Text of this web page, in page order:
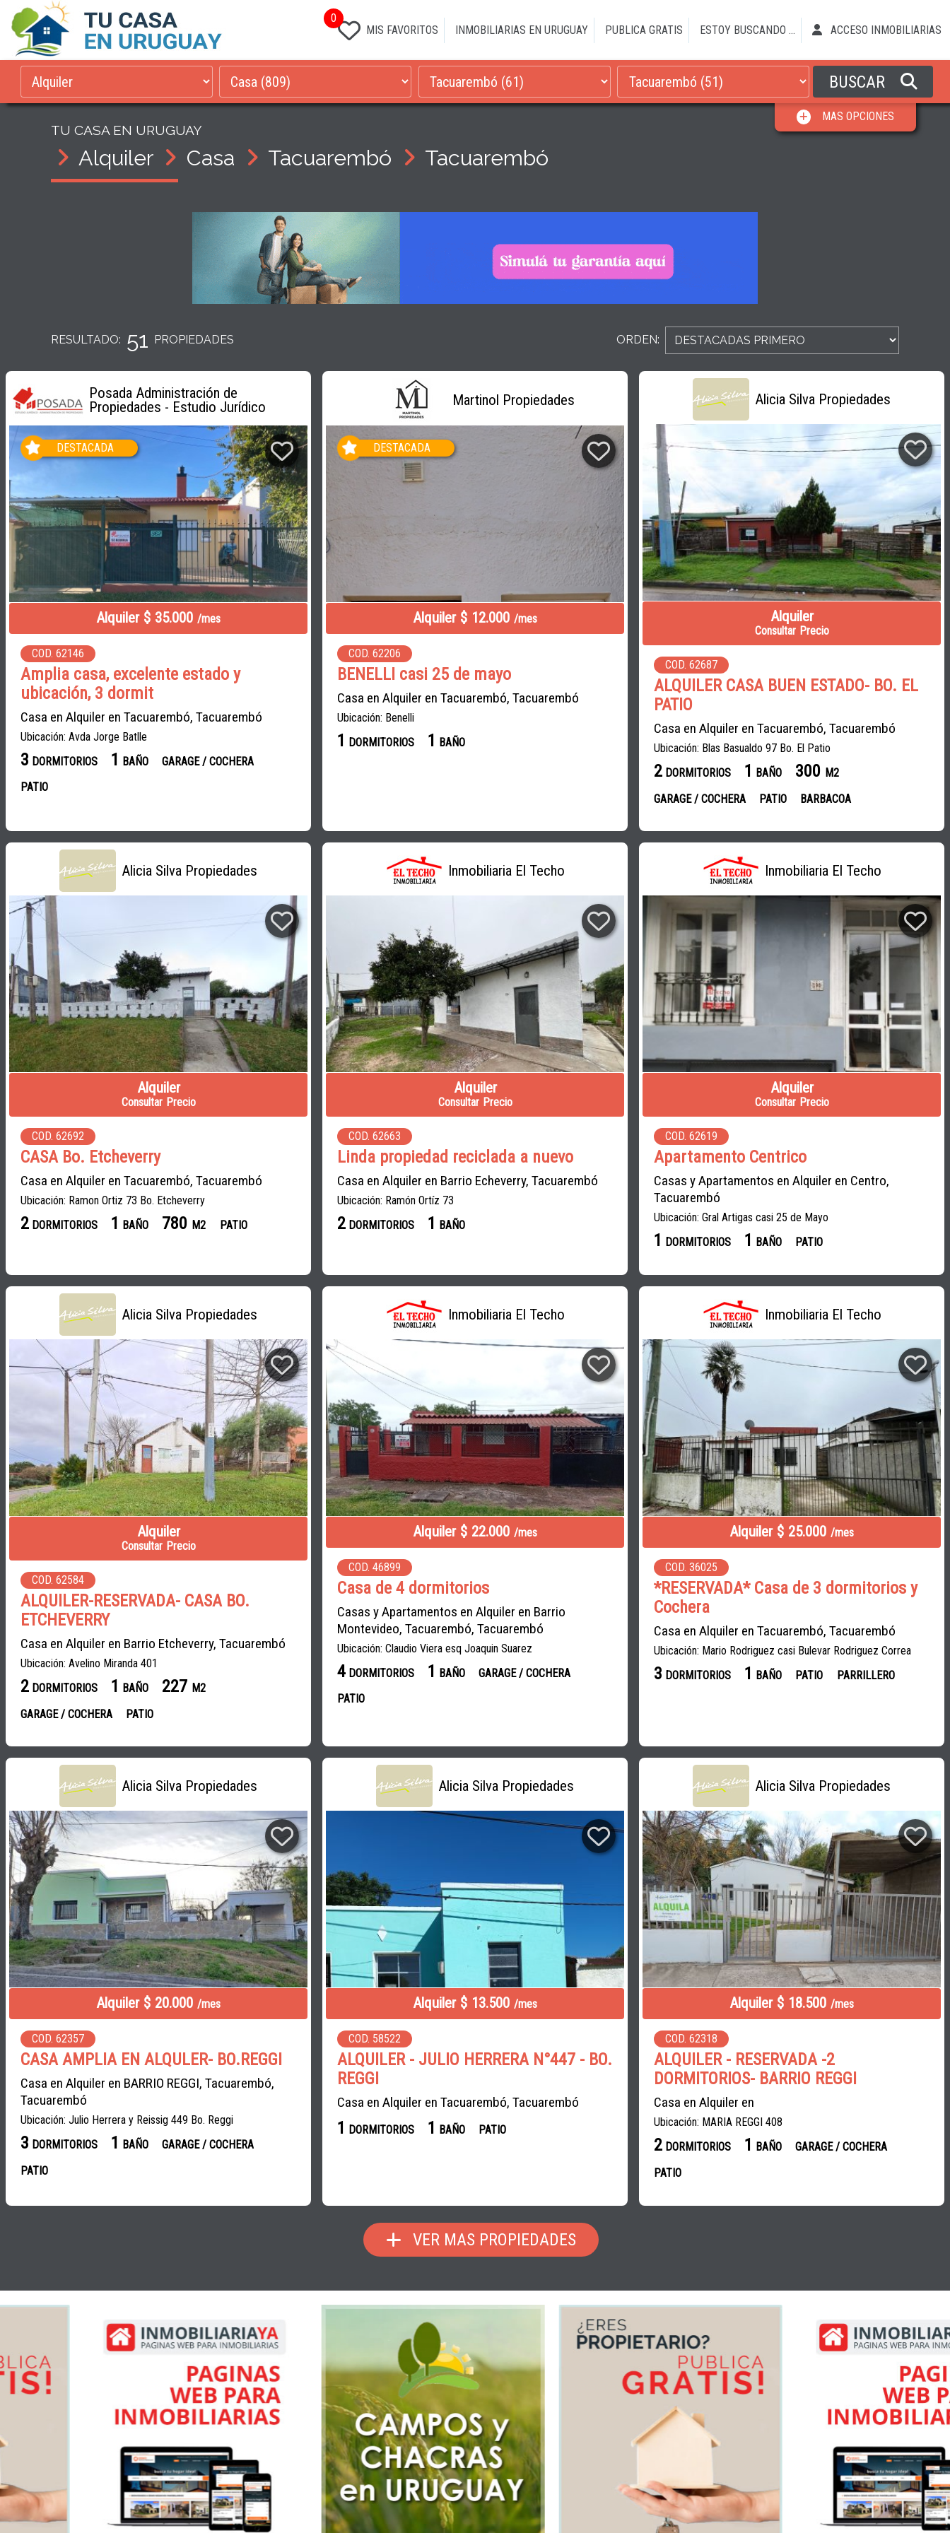
0
MIS FAVORITOS
INMOBILIARIAS EN URUGUAY PUBLICA GRATIS ESTOY BUSCANDO ... ACCESO INMOBILIARIAS
BUSCAR
MAS OPCIONES
TU CASA EN URUGUAY
Alquiler Casa Tacuarembó Tacuarembó
RESULTADO: 51 PROPIEDADES ORDEN:
Posada Administración de
Propiedades - Estudio Jurídico
DESTACADA
Alquiler $ 35.000 /mes
COD. 62146
Amplia casa, excelente estado y
ubicación, 3 dormit
Casa en Alquiler en Tacuarembó, Tacuarembó
Ubicación: Avda Jorge Batlle
3 DORMITORIOS 1 BAÑO
GARAGE / COCHERA
PATIO
Martinol Propiedades
DESTACADA
Alquiler $ 12.000 /mes
COD. 62206
BENELLI casi 25 de mayo
Casa en Alquiler en Tacuarembó, Tacuarembó
Ubicación: Benelli
1 DORMITORIOS 1 BAÑO
Alicia Silva Propiedades
Alquiler
Consultar Precio
COD. 62687
ALQUILER CASA BUEN ESTADO- BO. EL
PATIO
Casa en Alquiler en Tacuarembó, Tacuarembó
Ubicación: Blas Basualdo 97 Bo. El Patio
2 DORMITORIOS 1 BAÑO 300 M2
GARAGE / COCHERA
PATIO BARBACOA
Alicia Silva Propiedades
Alquiler
Consultar Precio
COD. 62692
CASA Bo. Etcheverry
Casa en Alquiler en Tacuarembó, Tacuarembó
Ubicación: Ramon Ortiz 73 Bo. Etcheverry
2 DORMITORIOS 1 BAÑO 780 M2 PATIO
Inmobiliaria El Techo
Alquiler
Consultar Precio
COD. 62663
Linda propiedad reciclada a nuevo
Casa en Alquiler en Barrio Echeverry, Tacuarembó
Ubicación: Ramón Ortíz 73
2 DORMITORIOS 1 BAÑO
Inmobiliaria El Techo
Alquiler
Consultar Precio
COD. 62619
Apartamento Centrico
Casas y Apartamentos en Alquiler en Centro,
Tacuarembó
Ubicación: Gral Artigas casi 25 de Mayo
1 DORMITORIOS 1 BAÑO PATIO
Alicia Silva Propiedades
Alquiler
Consultar Precio
COD. 62584
ALQUILER-RESERVADA- CASA BO.
ETCHEVERRY
Casa en Alquiler en Barrio Etcheverry, Tacuarembó
Ubicación: Avelino Miranda 401
2 DORMITORIOS 1 BAÑO 227 M2
GARAGE / COCHERA
PATIO
Inmobiliaria El Techo
Alquiler $ 22.000 /mes
COD. 46899
Casa de 4 dormitorios
Casas y Apartamentos en Alquiler en Barrio
Montevideo, Tacuarembó, Tacuarembó
Ubicación: Claudio Viera esq Joaquin Suarez
4 DORMITORIOS 1 BAÑO
GARAGE / COCHERA
PATIO
Inmobiliaria El Techo
Alquiler $ 25.000 /mes
COD. 36025
*RESERVADA* Casa de 3 dormitorios y
Cochera
Casa en Alquiler en Tacuarembó, Tacuarembó
Ubicación: Mario Rodriguez casi Bulevar Rodriguez Correa
3 DORMITORIOS 1 BAÑO PATIO PARRILLERO
Alicia Silva Propiedades
Alquiler $ 20.000 /mes
COD. 62357
CASA AMPLIA EN ALQULER- BO.REGGI
Casa en Alquiler en BARRIO REGGI, Tacuarembó,
Tacuarembó
Ubicación: Julio Herrera y Reissig 449 Bo. Reggi
3 DORMITORIOS 1 BAÑO
GARAGE / COCHERA
PATIO
Alicia Silva Propiedades
Alquiler $ 13.500 /mes
COD. 58522
ALQUILER - JULIO HERRERA N°447 - BO.
REGGI
Casa en Alquiler en Tacuarembó, Tacuarembó
1 DORMITORIOS 1 BAÑO PATIO
Alicia Silva Propiedades
Alquiler $ 18.500 /mes
COD. 62318
ALQUILER - RESERVADA -2
DORMITORIOS- BARRIO REGGI
Casa en Alquiler en
Ubicación: MARIA REGGI 408
2 DORMITORIOS 1 BAÑO
GARAGE / COCHERA
PATIO
VER MAS PROPIEDADES